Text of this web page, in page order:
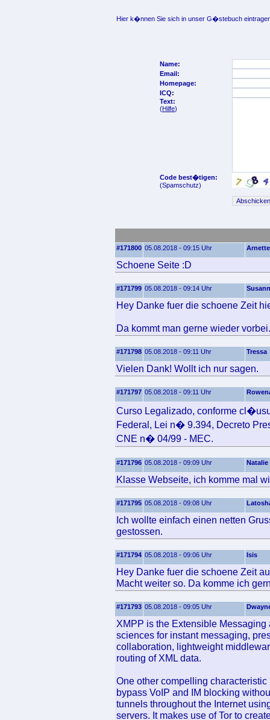
Hier k�nnen Sie sich in unser G�stebuch
Name:
Email:
Homepage:
ICQ:
Text:
(Hilfe)
Code best�tigen:
(Spamschutz)
#171800 05.08.2018 - 09:15 Uhr Arnette
Schoene Seite :D
#171799 05.08.2018 - 09:14 Uhr
Hey Danke fuer die schoene Zeit
Da kommt man gerne wieder vorbei.
#171798 05.08.2018 - 09:11 Uhr Tressa
Vielen Dank! Wollt ich nur sagen.
#171797 05.08.2018 - 09:11 Uhr
Curso Legalizado, conforme
Federal, Lei n� 9.394, Decreto
CNE n� 04/99 - MEC.
#171796 05.08.2018 - 09:09 Uhr Natalie
Klasse Webseite, ich komme mal
#171795 05.08.2018 - 09:08 Uhr
Ich wollte einfach einen netten
gestossen.
#171794 05.08.2018 - 09:06 Uhr Isis
Hey Danke fuer die schoene Zeit
Macht weiter so. Da komme ich
#171793 05.08.2018 - 09:05 Uhr
XMPP is the Extensible
sciences for instant messaging,
collaboration, lightweight
routing of XML data.
One other compelling
bypass VoIP and IM blocking
tunnels throughout the Internet
servers. It makes use of Tor to